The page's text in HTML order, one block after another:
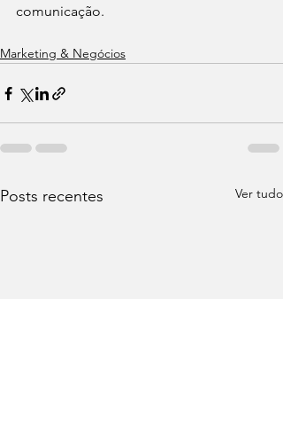
comunicação.
Marketing & Negócios
Posts recentes Ver tudo